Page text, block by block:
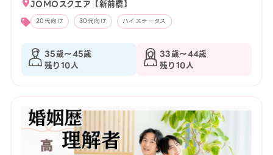
JOMOスクエア【新前橋】
20代向け 30代向け ハイステータス
35歳〜45歳
残り10人
33歳〜44歳
残り10人